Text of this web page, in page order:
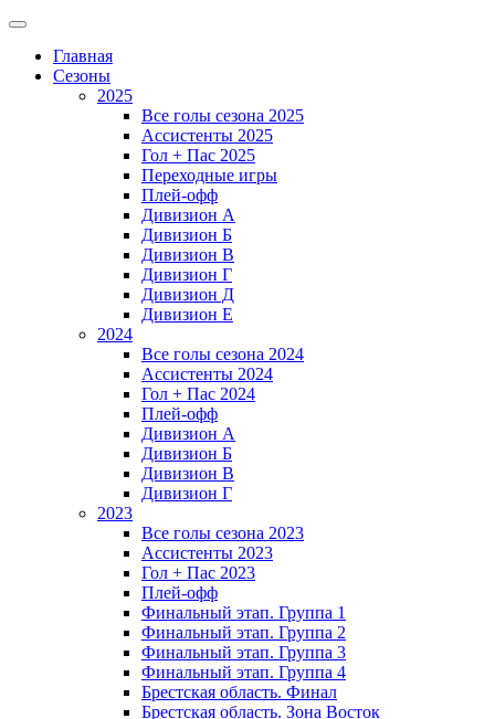
Главная
Сезоны
2025
Все голы сезона 2025
Ассистенты 2025
Гол + Пас 2025
Переходные игры
Плей-офф
Дивизион A
Дивизион Б
Дивизион В
Дивизион Г
Дивизион Д
Дивизион Е
2024
Все голы сезона 2024
Ассистенты 2024
Гол + Пас 2024
Плей-офф
Дивизион A
Дивизион Б
Дивизион В
Дивизион Г
2023
Все голы сезона 2023
Ассистенты 2023
Гол + Пас 2023
Плей-офф
Финальный этап. Группа 1
Финальный этап. Группа 2
Финальный этап. Группа 3
Финальный этап. Группа 4
Брестская область. Финал
Брестская область. Зона Восток